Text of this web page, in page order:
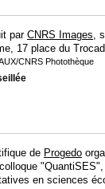
par CNRS Images,
17 place du
CNRS Photothèque
de Progedo
en sciences